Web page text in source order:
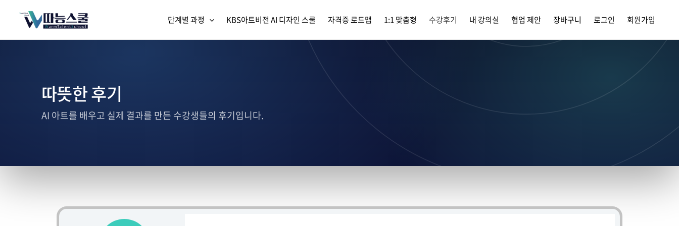
단계별 과정 KBS아트비전 AI 디자인 스쿨 자격증 로드맵 1:1 맞춤형 수강후기 내 강의실 협업 제안 장바구니 로그인 회원가입
따뜻한 후기
AI 아트를 배우고 실제 결과를 만든 수강생들의 후기입니다.